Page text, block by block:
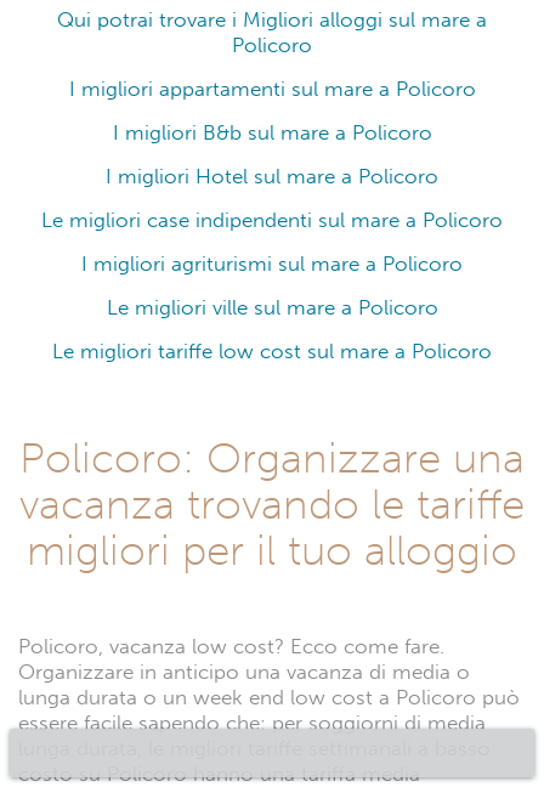
Qui potrai trovare i Migliori alloggi sul mare a
Policoro
I migliori appartamenti sul mare a Policoro
I migliori B&b sul mare a Policoro
I migliori Hotel sul mare a Policoro
Le migliori case indipendenti sul mare a Policoro
I migliori agriturismi sul mare a Policoro
Le migliori ville sul mare a Policoro
Le migliori tariffe low cost sul mare a Policoro
Policoro: Organizzare una
vacanza trovando le tariffe
migliori per il tuo alloggio
Policoro, vacanza low cost? Ecco come fare.
Organizzare in anticipo una vacanza di media o
lunga durata o un week end low cost a Policoro può
essere facile sapendo che: per soggiorni di media
costo su Policoro hanno una tariffa media